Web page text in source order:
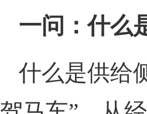
一问：什么
什么是供给